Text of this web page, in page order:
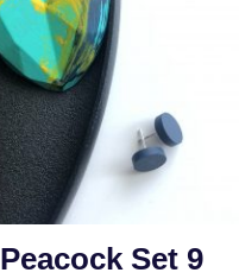
Peacock Set 9